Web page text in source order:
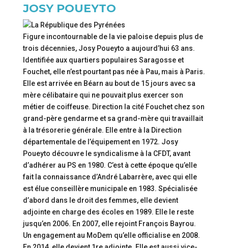
JOSY POUEYTO
Figure incontournable de la vie paloise depuis plus de
trois décennies, Josy Poueyto a aujourd’hui 63 ans.
Identifiée aux quartiers populaires Saragosse et
Fouchet, elle n’est pourtant pas née à Pau, mais à Paris.
Elle est arrivée en Béarn au bout de 15 jours avec sa
mère célibataire qui ne pouvait plus exercer son
métier de coiffeuse. Direction la cité Fouchet chez son
grand-père gendarme et sa grand-mère qui travaillait
à la trésorerie générale. Elle entre à la Direction
départementale de l’équipement en 1972. Josy
Poueyto découvre le syndicalisme à la CFDT, avant
d’adhérer au PS en 1980. C’est à cette époque qu’elle
fait la connaissance d’André Labarrère, avec qui elle
est élue conseillère municipale en 1983. Spécialisée
d’abord dans le droit des femmes, elle devient
adjointe en charge des écoles en 1989. Elle le reste
jusqu’en 2006. En 2007, elle rejoint François Bayrou.
Un engagement au MoDem qu’elle officialise en 2008.